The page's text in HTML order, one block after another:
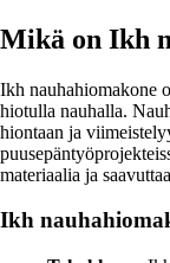
Mikä on Ikh
Ikh nauhahiomakone
hiotulla nauhalla.
hiontaan ja
materiaalia ja
Ikh